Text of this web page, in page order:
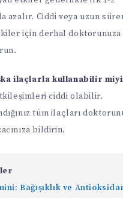
azalır. Ciddi veya uzun
için derhal doktorunuza
ilaçlarla kullanabilir
ciddi olabilir.
tüm ilaçları
bildirin.
Bağışıklık ve